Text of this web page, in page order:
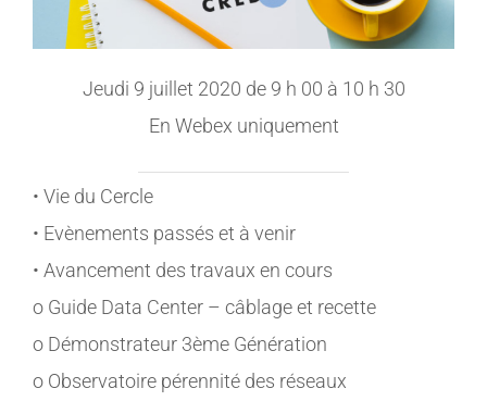
Jeudi 9 juillet 2020 de 9 h 00 à 10 h 30
En Webex uniquement
• Vie du Cercle
• Evènements passés et à venir
• Avancement des travaux en cours
o Guide Data Center – câblage et recette
o Démonstrateur 3ème Génération
o Observatoire pérennité des réseaux